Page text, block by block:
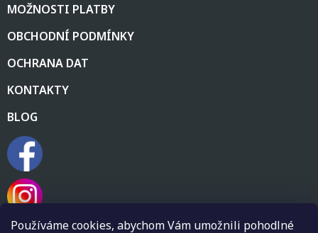
Používáme cookies, abychom Vám umožnili pohodlné
MOŽNOSTI PLATBY
OBCHODNÍ PODMÍNKY
OCHRANA DAT
KONTAKTY
BLOG